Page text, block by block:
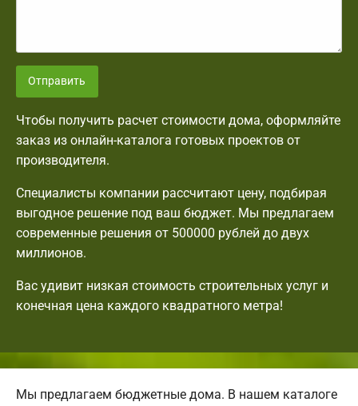
Отправить
Чтобы получить расчет стоимости дома, оформляйте
заказ из онлайн-каталога готовых проектов от
производителя.
Специалисты компании рассчитают цену, подбирая
выгодное решение под ваш бюджет. Мы предлагаем
современные решения от 500000 рублей до двух
миллионов.
Вас удивит низкая стоимость строительных услуг и
конечная цена каждого квадратного метра!
Мы предлагаем бюджетные дома. В нашем каталоге